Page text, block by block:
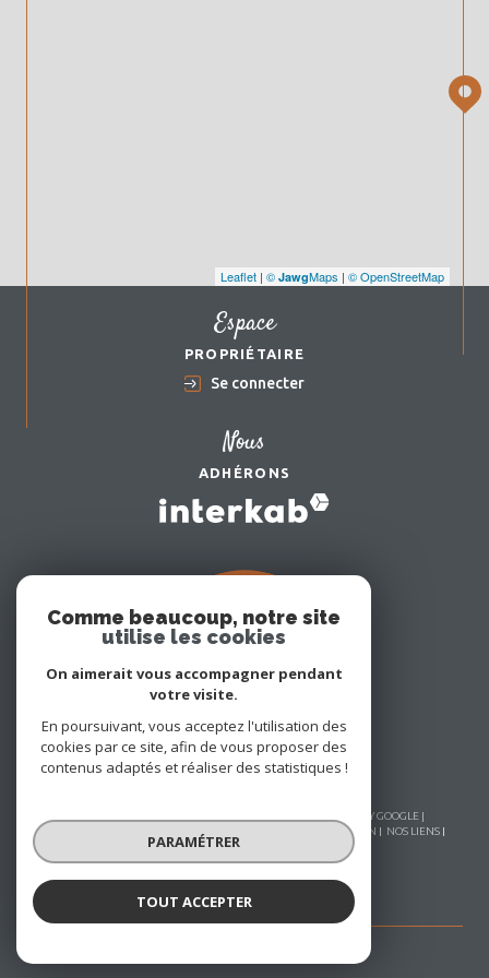
Leaflet | © JawgMaps | © OpenStreetMap
Espace
PROPRIÉTAIRE
Se connecter
Nous
ADHÉRONS
© 2026 | TOUS DROITS RÉSERVÉS | TRADUCTION POWERED BY GOOGLE |
PLAN DU SITE ADMIN
NOS LIENS
POLITIQUE RGPD
Comme beaucoup, notre site
utilise les cookies
On aimerait vous accompagner pendant
votre visite.
En poursuivant, vous acceptez l'utilisation des
cookies par ce site, afin de vous proposer des
contenus adaptés et réaliser des statistiques !
PARAMÉTRER
TOUT ACCEPTER